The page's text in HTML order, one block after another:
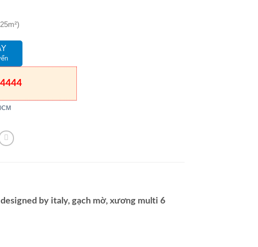
by italy, gạch mờ, xương multi 6